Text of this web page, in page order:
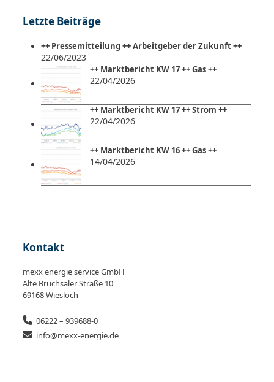
Letzte Beiträge
++ Pressemitteilung ++ Arbeitgeber der Zukunft ++
22/06/2023
++ Marktbericht KW 17 ++ Gas ++
22/04/2026
++ Marktbericht KW 17 ++ Strom ++
22/04/2026
++ Marktbericht KW 16 ++ Gas ++
14/04/2026
Kontakt
mexx energie service GmbH
Alte Bruchsaler Straße 10
69168 Wiesloch
06222 – 939688-0
info@mexx-energie.de